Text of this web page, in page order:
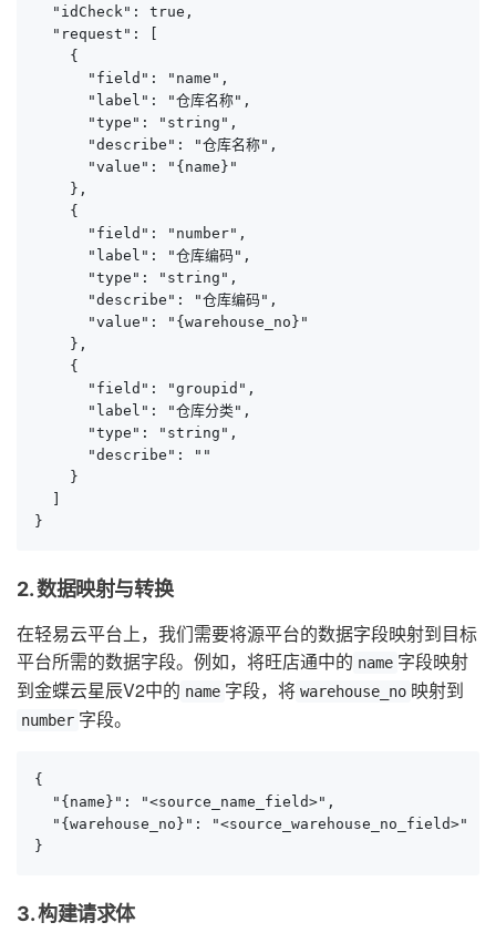
  "idCheck": true,
  "request": [
    {
      "field": "name",
      "label": "仓库名称",
      "type": "string",
      "describe": "仓库名称",
      "value": "{name}"
    },
    {
      "field": "number",
      "label": "仓库编码",
      "type": "string",
      "describe": "仓库编码",
      "value": "{warehouse_no}"
    },
    {
      "field": "groupid",
      "label": "仓库分类",
      "type": "string",
      "describe": ""
    }
  ]
}
2. 数据映射与转换
在轻易云平台上，我们需要将源平台的数据字段映射到目标
平台所需的数据字段。例如，将旺店通中的 name 字段映射
到金蝶云星辰V2中的 name 字段，将 warehouse_no 映射到
number 字段。
{
  "{name}": "<source_name_field>",
  "{warehouse_no}": "<source_warehouse_no_field>"
}
3. 构建请求体